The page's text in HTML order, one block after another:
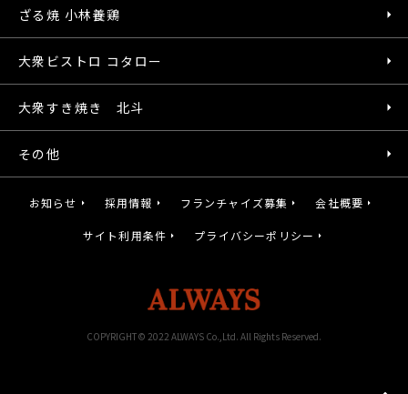
ざる焼 小林養鶏
大衆ビストロ コタロー
大衆すき焼き 北斗
その他
お知らせ 採用情報 フランチャイズ募集 会社概要
サイト利用条件 プライバシーポリシー
COPYRIGHT© 2022 ALWAYS Co.,Ltd. All Rights Reserved.